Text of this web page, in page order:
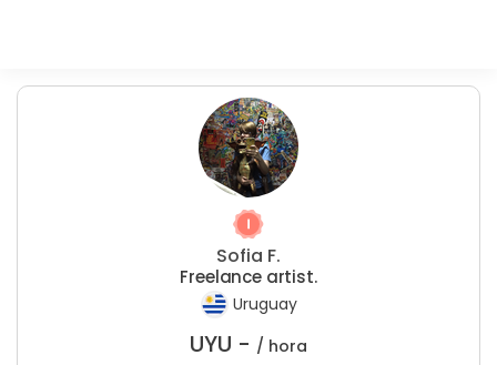
Sofia F.
Freelance artist.
Uruguay
UYU - / hora